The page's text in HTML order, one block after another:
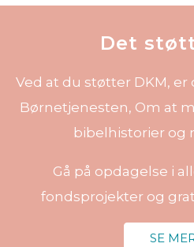
Det
Ved at du støtter DKM,
Børnetjenesten, Om at
bibelhistorier og
Gå på opdagelse i
fondsprojekter og
SE